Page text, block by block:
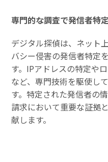
専門的な調査で発信者特
デジタル探偵は、ネット
バシー侵害の発信者特定
す。IPアドレスの特定や
など、専門技術を駆使し
す。特定された発信者の
請求において重要な証拠
献します。